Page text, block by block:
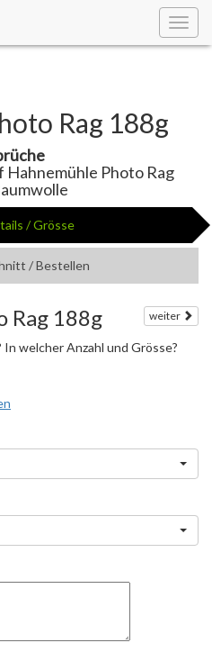
Rag 188g
Photo Rag
/ Grösse
/ Bestellen
weiter
Rag 188g
welcher Anzahl und Grösse?